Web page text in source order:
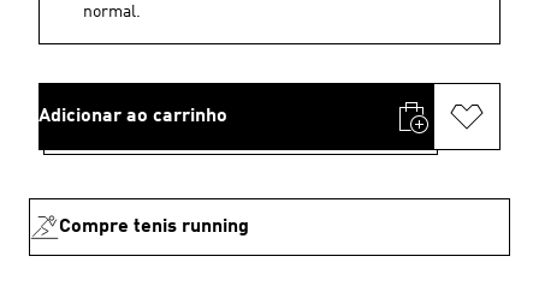
normal.
Adicionar ao carrinho
Compre tenis running